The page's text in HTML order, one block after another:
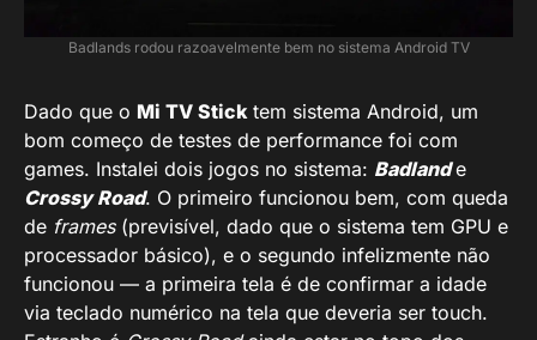
Badlands rodou razoavelmente bem no sistema Android TV
Dado que o Mi TV Stick tem sistema Android, um
bom começo de testes de performance foi com
games. Instalei dois jogos no sistema: Badlande
Crossy Road. O primeiro funcionou bem, com queda
de frames (previsível, dado que o sistema tem GPU e
processador básico), e o segundo infelizmente não
funcionou — a primeira tela é de confirmar a idade
via teclado numérico na tela que deveria ser touch.